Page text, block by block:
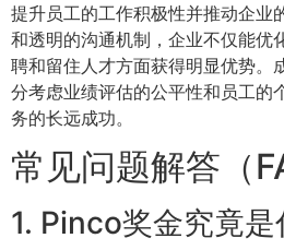
提升员工的工作积极性并推动企业
和透明的沟通机制，企业不仅能优
聘和留住人才方面获得明显优势。
分考虑业绩评估的公平性和员工的
务的长远成功。
常见问题解答（
1. Pinco奖金究竟是